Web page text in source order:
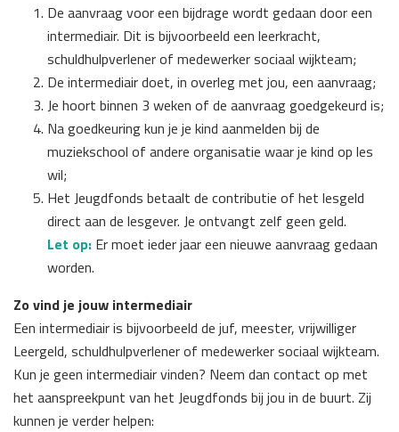
De aanvraag voor een bijdrage wordt gedaan door een
intermediair. Dit is bijvoorbeeld een leerkracht,
schuldhulpverlener of medewerker sociaal wijkteam;
De intermediair doet, in overleg met jou, een aanvraag;
Je hoort binnen 3 weken of de aanvraag goedgekeurd is;
Na goedkeuring kun je je kind aanmelden bij de
muziekschool of andere organisatie waar je kind op les
wil;
Het Jeugdfonds betaalt de contributie of het lesgeld
direct aan de lesgever. Je ontvangt zelf geen geld.
Let op:Er moet ieder jaar een nieuwe aanvraag gedaan
worden.
Zo vind je jouw intermediair
Een intermediair is bijvoorbeeld de juf, meester, vrijwilliger
Leergeld, schuldhulpverlener of medewerker sociaal wijkteam.
Kun je geen intermediair vinden? Neem dan contact op met
het aanspreekpunt van het Jeugdfonds bij jou in de buurt. Zij
kunnen je verder helpen: